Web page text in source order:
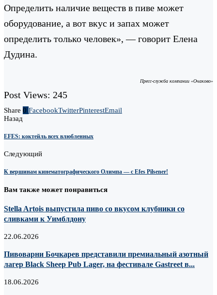
Определить наличие веществ в пиве может
оборудование, а вот вкус и запах может
определить только человек», — говорит Елена
Дудина.
Пресс-служба компании «Очаково»
Post Views: 245
Share 0 FacebookTwitterPinterestEmail
Назад
EFES: коктейль всех влюбленных
Следующий
К вершинам кинематографического Олимпа — с Efes Pilsener!
Вам также может понравиться
Stella Artois выпустила пиво со вкусом клубники со
сливками к Уимблдону
22.06.2026
Пивоварни Бочкарев представили премиальный азотный
лагер Black Sheep Pub Lager, на фестивале Gastreet в...
18.06.2026